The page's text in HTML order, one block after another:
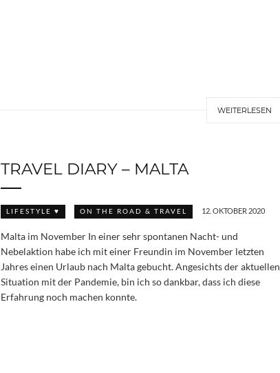
WEITERLESEN
TRAVEL DIARY – MALTA
LIFESTYLE ♥ ON THE ROAD & TRAVEL 12. OKTOBER 2020
Malta im November In einer sehr spontanen Nacht- und
Nebelaktion habe ich mit einer Freundin im November letzten
Jahres einen Urlaub nach Malta gebucht. Angesichts der aktuellen
Situation mit der Pandemie, bin ich so dankbar, dass ich diese
Erfahrung noch machen konnte.